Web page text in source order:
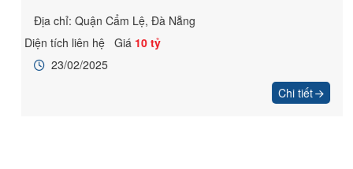
Địa chỉ: Quận Cẩm Lệ, Đà Nẵng
Diện tích liên hệ
Giá10 tỷ
23/02/2025
Chi tiết